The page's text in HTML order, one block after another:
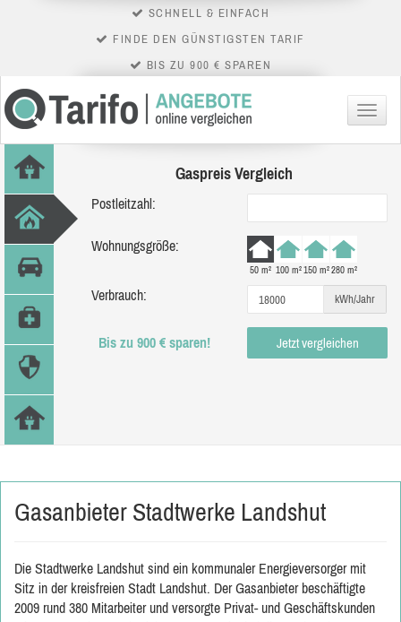
SCHNELL & EINFACH
FINDE DEN GÜNSTIGSTEN TARIF
BIS ZU 900 € SPAREN
Menü
Gaspreis Vergleich
Postleitzahl:
Wohnungsgröße:
50 m² 100 m²150 m²280 m²
Verbrauch: kWh/Jahr
Bis zu 900 € sparen! Jetzt vergleichen
Gasanbieter Stadtwerke Landshut
Die Stadtwerke Landshut sind ein kommunaler Energieversorger mit
Sitz in der kreisfreien Stadt Landshut. Der Gasanbieter beschäftigte
2009 rund 380 Mitarbeiter und versorgte Privat- und Geschäftskunden